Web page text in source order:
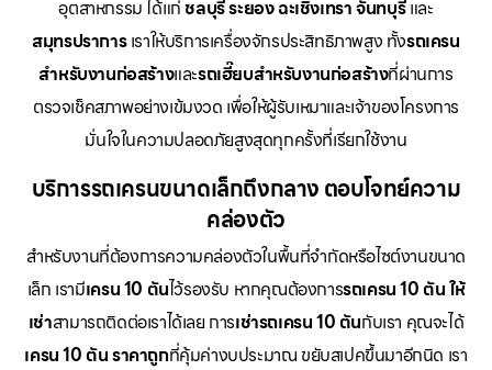
อุตสาหกรรม ได้แก่ชลบุรีระยองฉะเชิงเทราจันทบุรีและ
สมุทรปราการเราให้บริการเครื่องจักรประสิทธิภาพสูง ทั้งรถเครน
สำหรับงานก่อสร้างและรถเฮี๊ยบสำหรับงานก่อสร้างที่ผ่านการ
ตรวจเช็คสภาพอย่างเข้มงวด เพื่อให้ผู้รับเหมาและเจ้าของโครงการ
มั่นใจในความปลอดภัยสูงสุดทุกครั้งที่เรียกใช้งาน
บริการรถเครนขนาดเล็กถึงกลาง ตอบโจทย์ความ
คล่องตัว
สำหรับงานที่ต้องการความคล่องตัวในพื้นที่จำกัดหรือไซต์งานขนาด
เล็ก เรามีเครน 10 ตันไว้รองรับ หากคุณต้องการรถเครน 10 ตัน ให้
เช่าสามารถติดต่อเราได้เลย การเช่ารถเครน 10 ตันกับเรา คุณจะได้
เครน 10 ตัน ราคาถูกที่คุ้มค่างบประมาณ ขยับสเปคขึ้นมาอีกนิด เรา